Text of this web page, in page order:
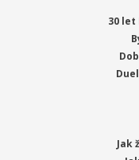
30 let
Jak